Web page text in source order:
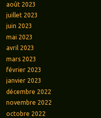
août 2023
juillet 2023
juin 2023
mai 2023
avril 2023
mars 2023
février 2023
janvier 2023
décembre 2022
novembre 2022
octobre 2022